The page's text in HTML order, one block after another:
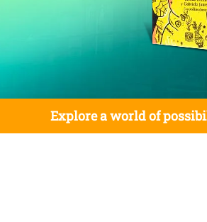
Explore a world of